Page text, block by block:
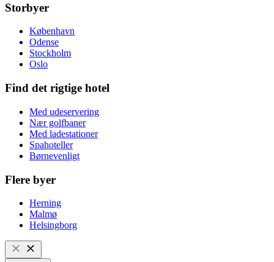
Storbyer
København
Odense
Stockholm
Oslo
Find det rigtige hotel
Med udeservering
Nær golfbaner
Med ladestationer
Spahoteller
Børnevenligt
Flere byer
Herning
Malmø
Helsingborg